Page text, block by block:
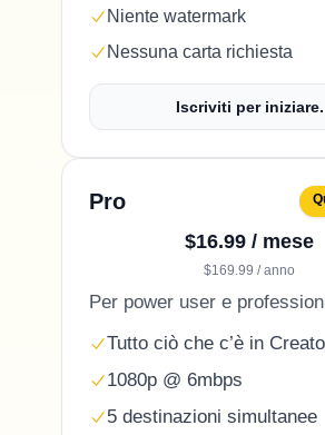
Niente watermark
Nessuna carta richiesta
Iscriviti per iniziare.
Pro
$16.99 / mese
$169.99 / anno
Per power user e
Tutto ciò che c’è in
1080p @ 6mbps
5 destinazioni simultanee